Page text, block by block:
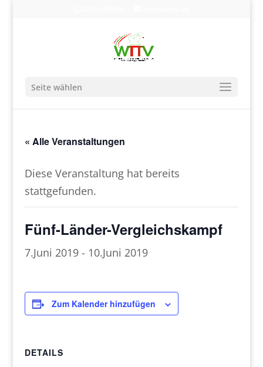
Seite wählen
« Alle Veranstaltungen
Diese Veranstaltung hat bereits
stattgefunden.
Fünf-Länder-Vergleichskampf
7.Juni 2019 - 10.Juni 2019
Zum Kalender hinzufügen
DETAILS